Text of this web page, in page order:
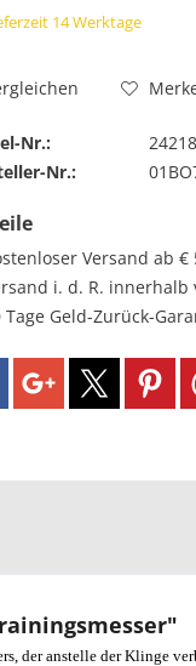
14 Werktage
Nr.:
Nr.:
Versand ab
i. d. R. innerhalb
Tage Geld-Zurück-
der anstelle der Klinge